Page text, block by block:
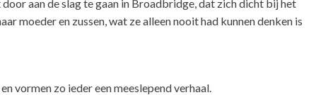
aan de slag te gaan in Broadbridge, dat zich dicht bij het
moeder en zussen, wat ze alleen nooit had kunnen denken is
vormen zo ieder een meeslepend verhaal.